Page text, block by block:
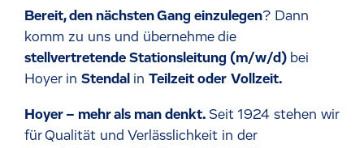
Bereit, den nächsten Gang einzulegen? Dann
komm zu uns und übernehme die
stellvertretende Stationsleitung (m/w/d) bei
Hoyer in Stendal in Teilzeit oder Vollzeit.
Hoyer – mehr als man denkt. Seit 1924 stehen wir
für Qualität und Verlässlichkeit in der